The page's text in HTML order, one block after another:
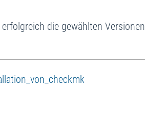
die gewählten Versionen